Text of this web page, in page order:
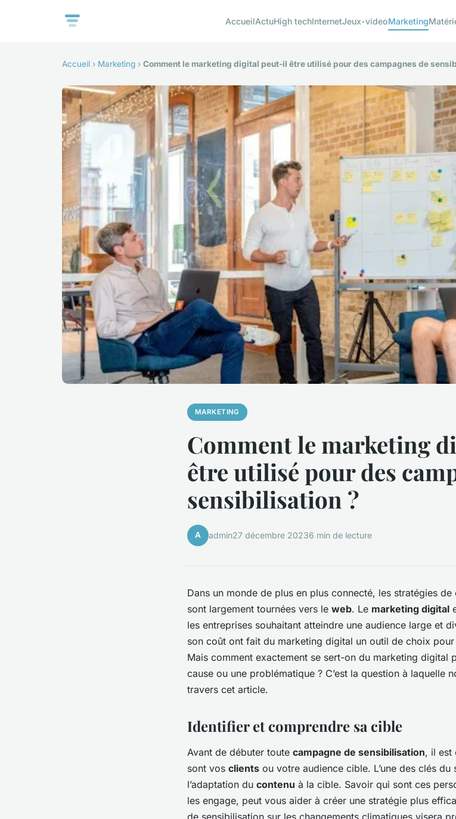
AccueilActuHigh techInternetJeux-videoMarketing
Accueil › Marketing › Comment le marketing digital peut-il être utilisé pour des campagnes de
MARKETING
Comment le marketing
être utilisé pour des
sensibilisation ?
A admin27 décembre 20236 min de lecture
Dans un monde de plus en plus connecté, les stratégies
sont largement tournées vers le web. Le marketing digital
les entreprises souhaitant atteindre une audience large et
son coût ont fait du marketing digital un outil de choix pour
Mais comment exactement se sert-on du marketing digital
cause ou une problématique ? C’est la question à laquelle
travers cet article.
Identifier et comprendre sa cible
Avant de débuter toute campagne de sensibilisation, il est
sont vos clients ou votre audience cible. L’une des clés
l’adaptation du contenu à la cible. Savoir qui sont ces
les engage, peut vous aider à créer une stratégie plus
de sensibilisation sur les changements climatiques visera